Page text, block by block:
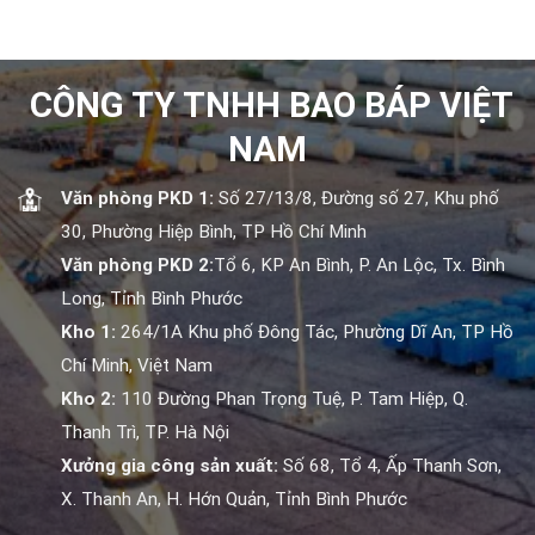
về tình trạng hàng
hóa. Sản phẩm
của chúng tôi
không chỉ đáp
ứng các tiêu
chuẩn chất lượng
nghiêm ngặt mà
còn đi kèm với
mức giá cạnh
tranh, giúp bạn tiết
kiệm chi phí một
cách tối ưu. Xích
đen phi 40mm nổi
bật với khả năng
chịu tải lớn và độ
bền vượt trội, làm
cho nó trở thành
lựa chọn tuyệt vời
cho nhiều ứng
dụng khác nhau
trong các lĩnh vực
như xây dựng, sản
xuất và logistics.
Với sự kết hợp
hoàn hảo giữa
và các phụ kiện
khác trở nên thuận
lợi
CÔNG TY TNHH BAO BÁP VIỆT
NAM
Văn phòng PKD 1: Số 27/13/8, Đường số 27, Khu phố
30, Phường Hiệp Bình, TP Hồ Chí Minh
Văn phòng PKD 2:Tổ 6, KP An Bình, P. An Lộc, Tx. Bình
Long, Tỉnh Bình Phước
Kho 1: 264/1A Khu phố Đông Tác, Phường Dĩ An, TP Hồ
Chí Minh, Việt Nam
Kho 2: 110 Đường Phan Trọng Tuệ, P. Tam Hiệp, Q.
Thanh Trì, TP. Hà Nội
Xưởng gia công sản xuất: Số 68, Tổ 4, Ấp Thanh Sơn,
X. Thanh An, H. Hớn Quản, Tỉnh Bình Phước